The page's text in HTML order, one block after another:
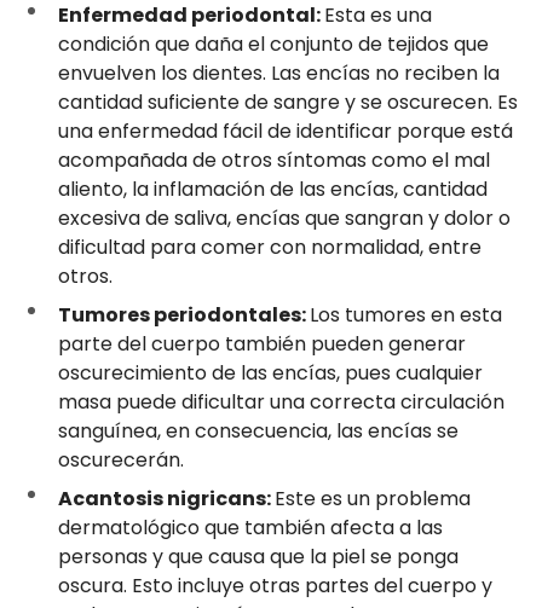
Enfermedad periodontal:Esta es una
condición que daña el conjunto de tejidos que
envuelven los dientes. Las encías no reciben la
cantidad suficiente de sangre y se oscurecen. Es
una enfermedad fácil de identificar porque está
acompañada de otros síntomas como el mal
aliento, la inflamación de las encías, cantidad
excesiva de saliva, encías que sangran y dolor o
dificultad para comer con normalidad, entre
otros.
Tumores periodontales:Los tumores en esta
parte del cuerpo también pueden generar
oscurecimiento de las encías, pues cualquier
masa puede dificultar una correcta circulación
sanguínea, en consecuencia, las encías se
oscurecerán.
Acantosis nigricans:Este es un problema
dermatológico que también afecta a las
personas y que causa que la piel se ponga
oscura. Esto incluye otras partes del cuerpo y